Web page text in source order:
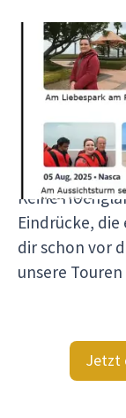
Seit unserer
entstanden.
persönliche
reist, welche
wirklich
Keine
Eindrücke,
dir schon vor
unsere
Jetzt